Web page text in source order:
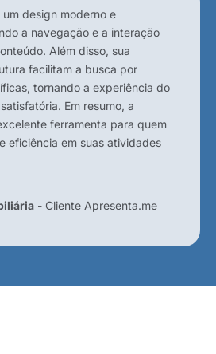
design moderno e
a navegação e a interação
Além disso, sua
facilitam a busca por
tornando a experiência do
Em resumo, a
ferramenta para quem
eficiência em suas atividades
- Cliente Apresenta.me